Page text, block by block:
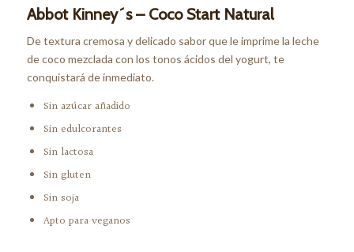
Abbot Kinney´s – Coco Start Natural
De textura cremosa y delicado sabor que le imprime la leche
de coco mezclada con los tonos ácidos del yogurt, te
conquistará de inmediato.
Sin azúcar añadido
Sin edulcorantes
Sin lactosa
Sin gluten
Sin soja
Apto para veganos